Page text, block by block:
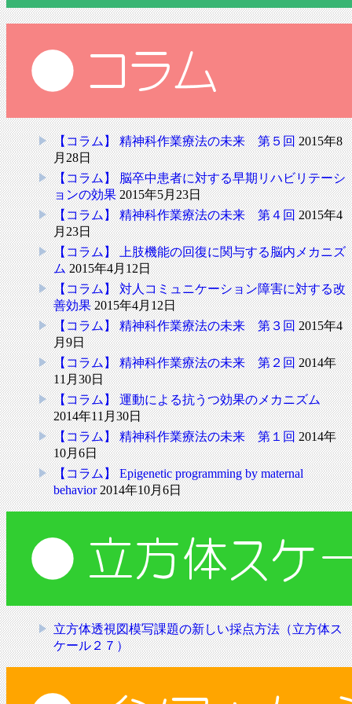
【コラム】 精神科作業療法の未来 第５回2015年8
月28日
【コラム】 脳卒中患者に対する早期リハビリテーシ
ョンの効果2015年5月23日
【コラム】 精神科作業療法の未来 第４回2015年4
月23日
【コラム】 上肢機能の回復に関与する脳内メカニズ
ム2015年4月12日
【コラム】 対人コミュニケーション障害に対する改
善効果2015年4月12日
【コラム】 精神科作業療法の未来 第３回2015年4
月9日
【コラム】 精神科作業療法の未来 第２回2014年
11月30日
【コラム】 運動による抗うつ効果のメカニズム
2014年11月30日
【コラム】 精神科作業療法の未来 第１回2014年
10月6日
【コラム】 Epigenetic programming by maternal
behavior2014年10月6日
立方体透視図模写課題の新しい採点方法（立方体ス
ケール２７）